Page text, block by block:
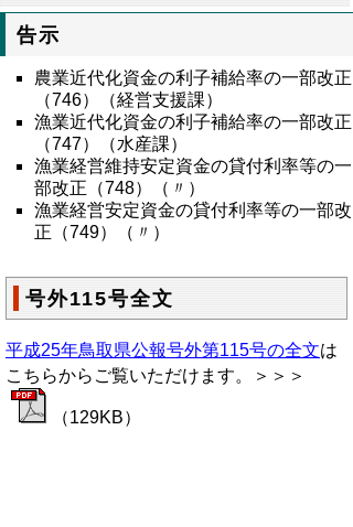
告示
農業近代化資金の利子補給率の一部改正
（746）（経営支援課）
漁業近代化資金の利子補給率の一部改正
（747）（水産課）
漁業経営維持安定資金の貸付利率等の一
部改正（748）（〃）
漁業経営安定資金の貸付利率等の一部改
正（749）（〃）
号外115号全文
平成25年鳥取県公報号外第115号の全文は
こちらからご覧いただけます。＞＞＞
（129KB）